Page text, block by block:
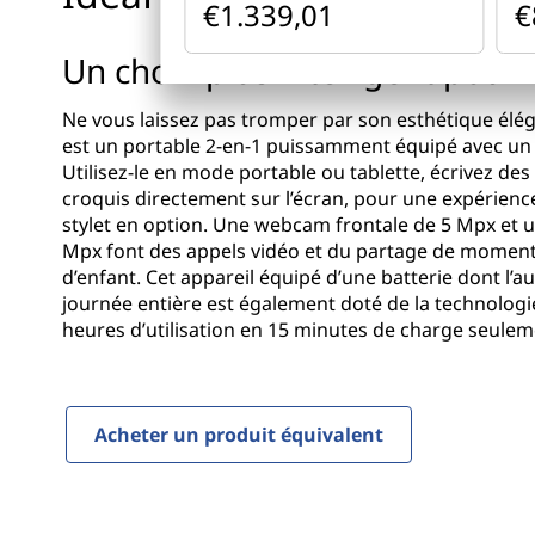
€1.339,01
Un choix plus intelligent pour
Ne vous laissez pas tromper par son esthétique
est un portable 2-en-1 puissamment équipé avec
Utilisez-le en mode portable ou tablette, écrivez
croquis directement sur l’écran, pour une
stylet en option. Une webcam frontale de 5 Mpx et
Mpx font des appels vidéo et du partage de
d’enfant. Cet appareil équipé d’une batterie dont
journée entière est également doté de la
heures d’utilisation en 15 minutes de charge
Acheter un produit équivalent